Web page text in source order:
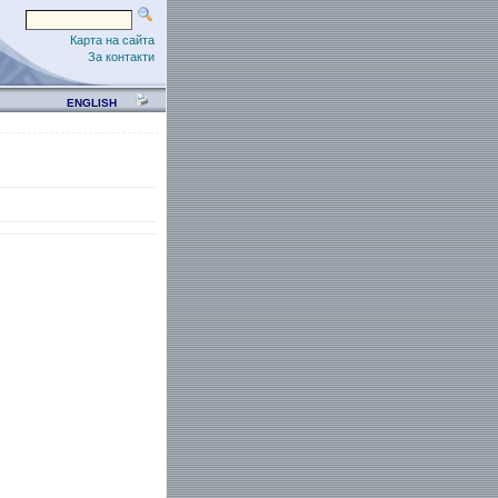
Карта на сайта
За контакти
ENGLISH